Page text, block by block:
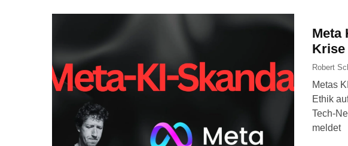
Meta
Krise
Robert
Metas
Ethik
Tech-
meldet